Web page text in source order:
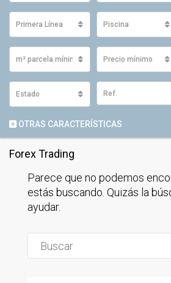
Primera Línea Piscina
m² parcela mínimos Precio mínimo
Estado
OTRAS CARACTERÍSTICAS
Forex Trading
Parece que no podemos
estás buscando. Quizás la
ayudar.